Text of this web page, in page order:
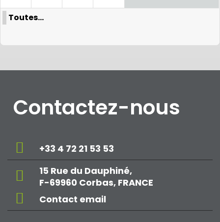
Toutes…
Contactez-nous
+33 4 72 21 53 53
15 Rue du Dauphiné,
F-69960 Corbas, FRANCE
Contact email